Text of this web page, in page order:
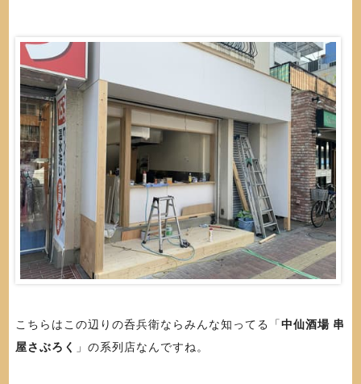
こちらはこの辺りの呑兵衛ならみんな知ってる「中仙酒場 串
屋さぶろく
」の系列店なんですね。